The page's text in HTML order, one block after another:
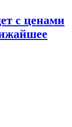
с ценами